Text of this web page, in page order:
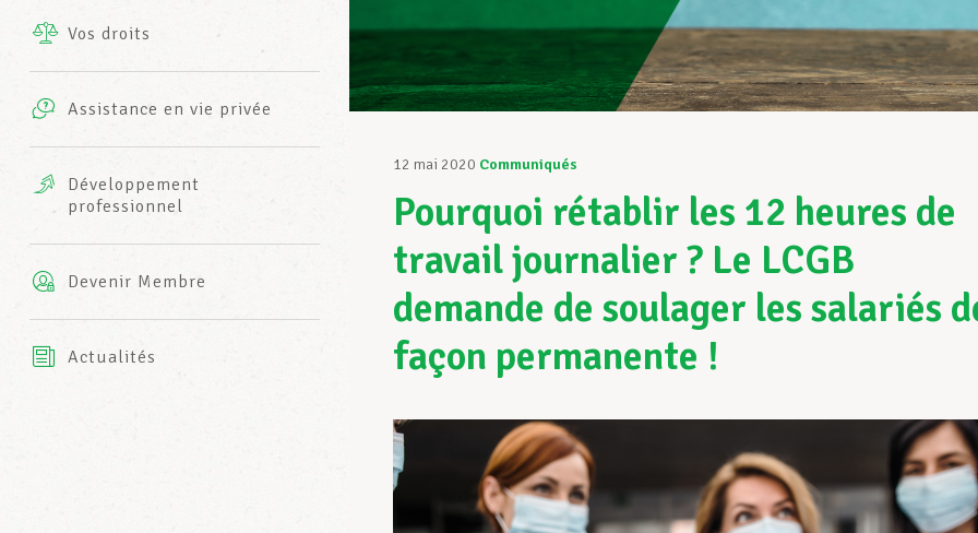
INFO-CENTER
Vos droits
Assistance en vie privée
complémentaires
AXA
Développement
professionnel
Devenir Membre
Actualités
12 mai 2020 Communiqués
Pourquoi rétablir les 12 heures de
travail journalier ? Le LCGB
demande de soulager les salariés
façon permanente !